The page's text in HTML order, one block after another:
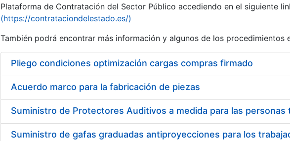
Mostrar/Ocultar
Mostrar/Ocultar
Plataforma de Contratación del Sector Público accediendo en el siguiente
(https://contrataciondelestado.es/)
También podrá encontrar más información y algunos de los procedimientos
Pliego condiciones optimización cargas compras firmado
Acuerdo marco para la fabricación de piezas